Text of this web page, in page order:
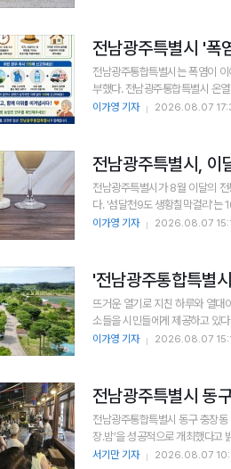
전남광주특별시 '폭
전남광주통합특별시는 폭염이
부했다. 전남광주통합특별
이가영 기자 2026.08.07
전남광주특별시가 8월 이달의
다. '섬달천9도 생황칠막걸리'
이가영 기자 2026.08.07
'전남광주통합특별
뜨거운 열기로 지친 하루와 열대
소들을 시민들에게 제공하고 있
이가영 기자 2026.08.07
전남광주특별시 동
전남광주통합특별시 동구 충장
서기만 기자 2026.08.07